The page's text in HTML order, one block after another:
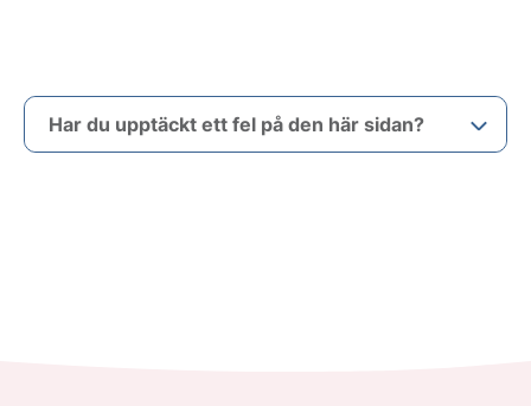
Har du upptäckt ett fel på den här sidan?